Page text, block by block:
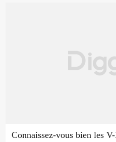
Connaissez-vous bien les